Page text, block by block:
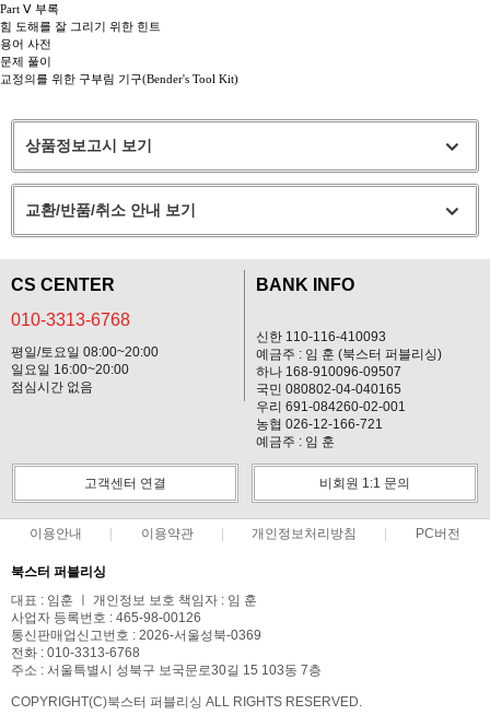
Part Ⅴ 부록
힘 도해를 잘 그리기 위한 힌트
용어 사전
문제 풀이
교정의를 위한 구부림 기구(Bender's Tool Kit)
상품정보고시 보기
교환/반품/취소 안내 보기
CS CENTER
010-3313-6768
평일/토요일 08:00~20:00
일요일 16:00~20:00
점심시간 없음
BANK INFO
신한 110-116-410093
예금주 : 임 훈 (북스터 퍼블리싱)
하나 168-910096-09507
국민 080802-04-040165
우리 691-084260-02-001
농협 026-12-166-721
예금주 : 임 훈
고객센터 연결 비회원 1:1 문의
이용안내 이용약관 개인정보처리방침 PC버전
북스터 퍼블리싱
대표 : 임훈 ㅣ 개인정보 보호 책임자 : 임 훈
사업자 등록번호 : 465-98-00126
통신판매업신고번호 : 2026-서울성북-0369
전화 : 010-3313-6768
주소 : 서울특별시 성북구 보국문로30길 15 103동 7층
COPYRIGHT(C)북스터 퍼블리싱 ALL RIGHTS RESERVED.